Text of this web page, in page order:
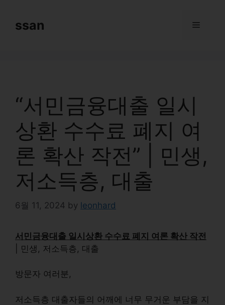
contentssan Menu
“서민금융대출 일시
상환 수수료 폐지 여
론 확산 작전” | 민생,
저소득층, 대출
6월 11, 2024 by leonhard
서민금융대출 일시상환 수수료 폐지 여론 확산 작전
| 민생, 저소득층, 대출
방문자 여러분,
저소득층 대출자들의 어깨에 너무 무거운 부담을 지